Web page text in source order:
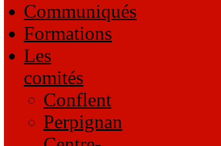
Communiqués
Formations
Les
comités
Conflent
Perpignan